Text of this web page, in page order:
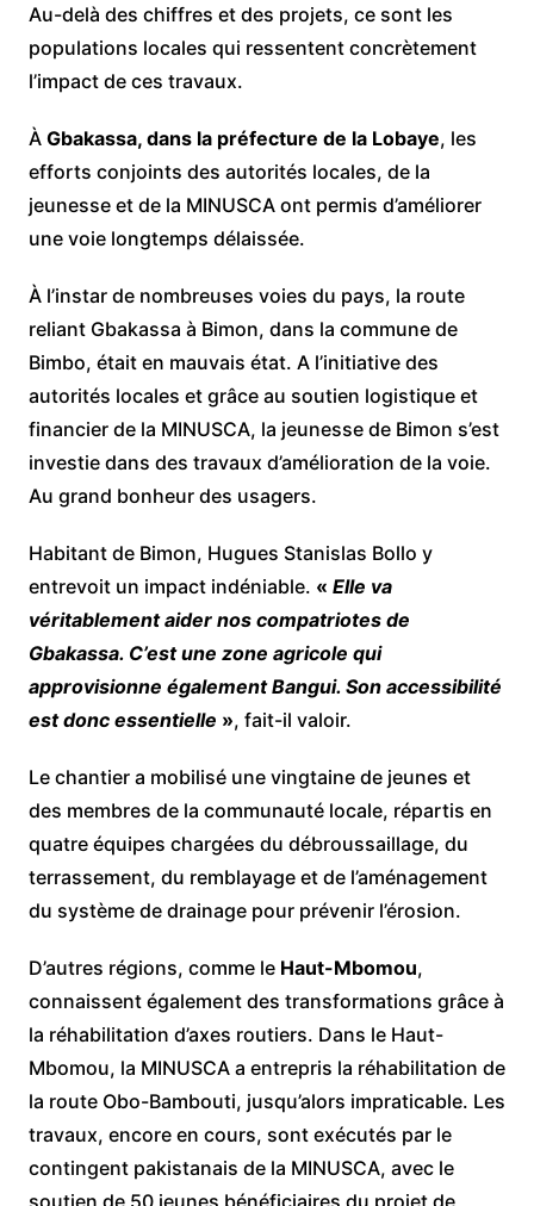
Au-delà des chiffres et des projets, ce sont les
populations locales qui ressentent concrètement
l’impact de ces travaux.
À Gbakassa, dans la préfecture de la Lobaye, les
efforts conjoints des autorités locales, de la
jeunesse et de la MINUSCA ont permis d’améliorer
une voie longtemps délaissée.
À l’instar de nombreuses voies du pays, la route
reliant Gbakassa à Bimon, dans la commune de
Bimbo, était en mauvais état. A l’initiative des
autorités locales et grâce au soutien logistique et
financier de la MINUSCA, la jeunesse de Bimon s’est
investie dans des travaux d’amélioration de la voie.
Au grand bonheur des usagers.
Habitant de Bimon, Hugues Stanislas Bollo y
entrevoit un impact indéniable. « Elle va
véritablement aider nos compatriotes de
Gbakassa. C’est une zone agricole qui
approvisionne également Bangui. Son accessibilité
est donc essentielle », fait-il valoir.
Le chantier a mobilisé une vingtaine de jeunes et
des membres de la communauté locale, répartis en
quatre équipes chargées du débroussaillage, du
terrassement, du remblayage et de l’aménagement
du système de drainage pour prévenir l’érosion.
D’autres régions, comme le Haut-Mbomou,
connaissent également des transformations grâce à
la réhabilitation d’axes routiers. Dans le Haut-
Mbomou, la MINUSCA a entrepris la réhabilitation de
la route Obo-Bambouti, jusqu’alors impraticable. Les
travaux, encore en cours, sont exécutés par le
contingent pakistanais de la MINUSCA, avec le
soutien de 50 jeunes bénéficiaires du projet de